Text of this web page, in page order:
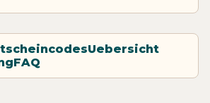
Uebersicht
FAQ